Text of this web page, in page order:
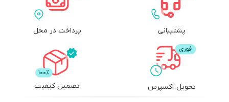
پشتیبانی پرداخت در محل
تحویل اکسپرس تضمین کیفیت